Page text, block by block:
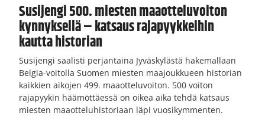
Susijengi 500. miesten maaotteluvoiton
kynnyksellä – katsaus rajapyykkeihin
kautta historian
Susijengi saalisti perjantaina Jyväskylästä hakemallaan
Belgia-voitolla Suomen miesten maajoukkueen historian
kaikkien aikojen 499. maaotteluvoiton. 500 voiton
rajapyykin häämöttäessä on oikea aika tehdä katsaus
miesten maaotteluhistoriaan läpi vuosikymmenten.